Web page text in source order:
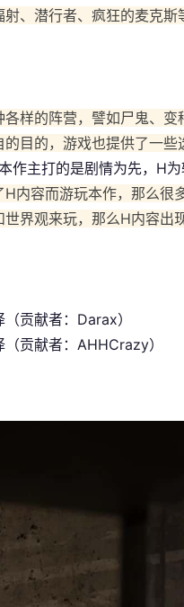
、潜行者、疯狂的麦克斯
样的阵营，譬如尸鬼、变
目的，游戏也提供了一些
作主打的是剧情为先，H为
内容而游玩本作，那么很
界观来玩，那么H内容出
贡献者：Darax）
贡献者：AHHCrazy）